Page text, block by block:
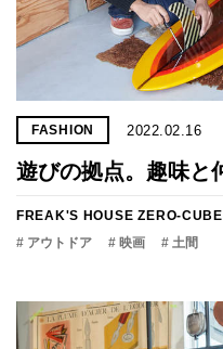
FASHION 2022.02.16
遊びの拠点。趣味と
FREAK'S HOUSE ZERO-
# アウトドア
# 映画 # 土間